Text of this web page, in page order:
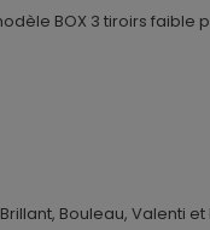
BOX 3 tiroirs faible
Bouleau, Valenti